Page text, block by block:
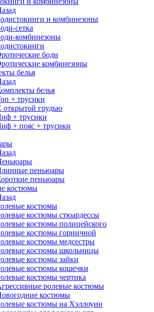
и комбинезоны
сетка
комбинезоны
боди
комбинезоны
белья
белья
+ трусики
открытой грудью
+ трусики
+ пояс + трусики
пеньюары
пеньюары
костюмы
костюмы
костюмы стюардессы
костюмы полицейского
костюмы горничной
костюмы медсестры
костюмы школьницы
костюмы зайки
костюмы кошечки
костюмы чертика
ролевые костюмы
костюмы
костюмы на Хэллоуин